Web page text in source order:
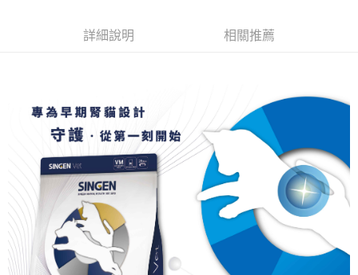
２．便利：只要手機號碼，簡訊認證，即可結帳。
１．於結帳方式選擇「AFTEE先享後付」後，將跳轉至「AFTEE先享後付」
結帳頁面，進行簡訊認證並確認金額後，即可完成結帳。
３．收到繳費通知簡訊後14天內，點擊此簡訊中的連結，可透過四大超商／
ATM／網路銀行／等多元方式進行付款，方視為交易完成。
※ 請注意：結帳手續完成當下不需立刻繳費，但若您需要取消訂單，請聯絡
購買商品的店家。未經商家同意取消之訂單仍視為有效，需透過AFTEE先享
後付繳納相關費用。
※ 交易是否成功請以「AFTEE先享後付 」之結帳頁面顯示為準，若有關於
是否繳費成功／繳費後需取消欲退款等相關疑問，請聯繫「AFTEE先享後付
客戶支援中心」https://netprotections.freshdesk.com/support/home
【注意事項】
付款後全家取貨
每筆NT$70，滿NT$699(含以上)免運費
7-11取貨付款
每筆NT$70，滿NT$699(含以上)免運費
付款後7-11取貨
每筆NT$70，滿NT$699(含以上)免運費
宅配-新竹貨運
詳細說明 相關推薦